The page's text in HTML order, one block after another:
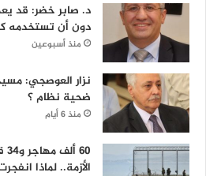
د. صابر خضر: قد
دون أن تستخدمه
منذ أسبوعين
نزار العوصجي:
ضحية نظام ؟
منذ 6 أيام
الأزمة.. لماذا